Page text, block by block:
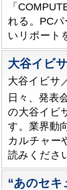
「
れる。PC
いリポート
大谷イビ
大谷イビサ
日々、発表
の大谷イビ
す。業界動
カルチャー
読みくださ
“あのセキ